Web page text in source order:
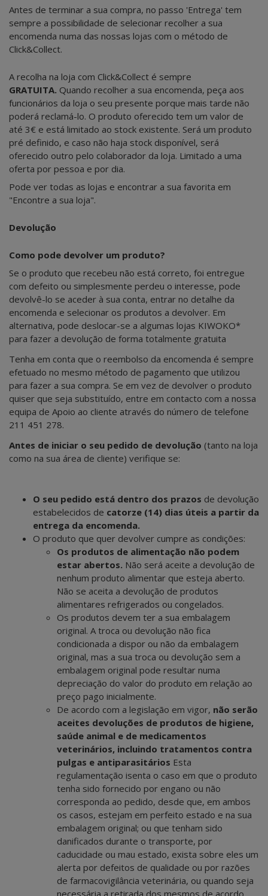
Antes de terminar a sua compra, no passo 'Entrega' tem
sempre a possibilidade de selecionar recolher a sua
encomenda numa das nossas lojas com o método de
Click&Collect.
A recolha na loja com Click&Collect é sempre
GRATUITA. Quando recolher a sua encomenda, peça aos
funcionários da loja o seu presente porque mais tarde não
poderá reclamá-lo. O produto oferecido tem um valor de
até 3€ e está limitado ao stock existente. Será um produto
pré definido, e caso não haja stock disponível, será
oferecido outro pelo colaborador da loja. Limitado a uma
oferta por pessoa e por dia.
Pode ver todas as lojas e encontrar a sua favorita em
"Encontre a sua loja".
Devolução
Como pode devolver um produto?
Se o produto que recebeu não está correto, foi entregue
com defeito ou simplesmente perdeu o interesse, pode
devolvê-lo se aceder à sua conta, entrar no detalhe da
encomenda e selecionar os produtos a devolver. Em
alternativa, pode deslocar-se a algumas lojas KIWOKO*
para fazer a devolução de forma totalmente gratuita
Tenha em conta que o reembolso da encomenda é sempre
efetuado no mesmo método de pagamento que utilizou
para fazer a sua compra. Se em vez de devolver o produto
quiser que seja substituído, entre em contacto com a nossa
equipa de Apoio ao cliente através do número de telefone
211 451 278.
Antes de iniciar o seu pedido de devolução (tanto na loja
como na sua área de cliente) verifique se:
O seu pedido está dentro dos prazos de devolução
estabelecidos de catorze (14) dias úteis a partir da
entrega da encomenda.
O produto que quer devolver cumpre as condições:
Os produtos de alimentação não podem
estar abertos. Não será aceite a devolução de
nenhum produto alimentar que esteja aberto.
Não se aceita a devolução de produtos
alimentares refrigerados ou congelados.
Os produtos devem ter a sua embalagem
original. A troca ou devolução não fica
condicionada a dispor ou não da embalagem
original, mas a sua troca ou devolução sem a
embalagem original pode resultar numa
depreciação do valor do produto em relação ao
preço pago inicialmente.
De acordo com a legislação em vigor, não serão
aceites devoluções de produtos de higiene,
saúde animal e de medicamentos
veterinários, incluindo tratamentos contra
pulgas e antiparasitários Esta
regulamentação isenta o caso em que o produto
tenha sido fornecido por engano ou não
corresponda ao pedido, desde que, em ambos
os casos, estejam em perfeito estado e na sua
embalagem original; ou que tenham sido
danificados durante o transporte, por
caducidade ou mau estado, exista sobre eles um
alerta por defeitos de qualidade ou por razões
de farmacovigilância veterinária, ou quando seja
necessária a retirada dos mesmos de acordo